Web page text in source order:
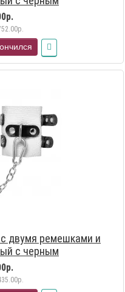
двумя ремешками и
с черным